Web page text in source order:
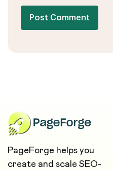
Post Comment
PageForge helps you
create and scale SEO-